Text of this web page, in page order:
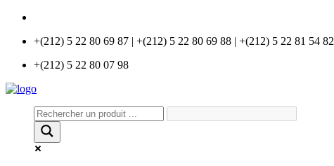
+(212) 5 22 80 69 87 | +(212) 5 22 80 69 88 | +(212) 5 22 81 54 82
+(212) 5 22 80 07 98